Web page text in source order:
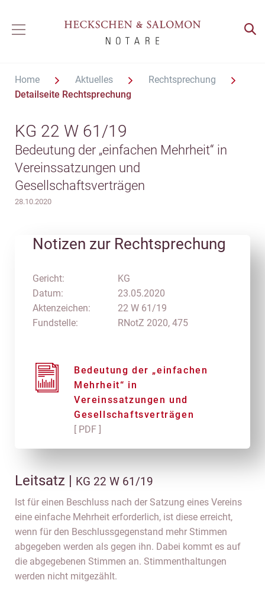
Home Aktuelles
Rechtsprechung
Detailseite Rechtsprechung
KG 22 W 61/19
Bedeutung der „einfachen Mehrheit“ in
Vereinssatzungen und
Gesellschaftsverträgen
28.10.2020
Notizen zur Rechtsprechung
Gericht:
Datum:
Aktenzeichen:
Fundstelle:
KG
23.05.2020
22 W 61/19
RNotZ 2020, 475
Bedeutung der „einfachen
Mehrheit“ in
Vereinssatzungen und
Gesellschaftsverträgen
[ PDF ]
Leitsatz | KG 22 W 61/19
Ist für einen Beschluss nach der Satzung eines Vereins
eine einfache Mehrheit erforderlich, ist diese erreicht,
wenn für den Beschlussgegenstand mehr Stimmen
abgegeben werden als gegen ihn. Dabei kommt es auf
die abgegebenen Stimmen an. Stimmenthaltungen
werden nicht mitgezählt.